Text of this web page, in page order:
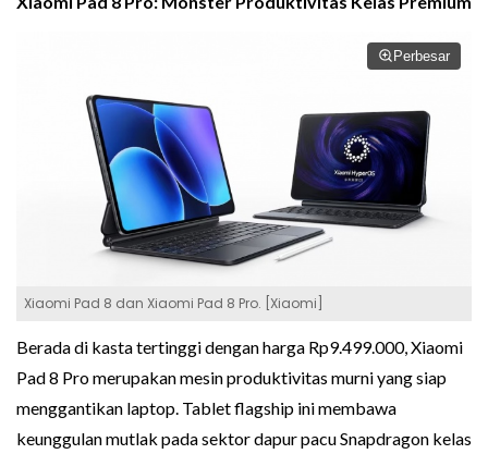
Perbesar
Xiaomi Pad 8 dan Xiaomi Pad 8 Pro. [Xiaomi]
Berada di kasta tertinggi dengan harga Rp9.499.000, Xiaomi
Pad 8 Pro merupakan mesin produktivitas murni yang siap
menggantikan laptop. Tablet flagship ini membawa
keunggulan mutlak pada sektor dapur pacu Snapdragon kelas